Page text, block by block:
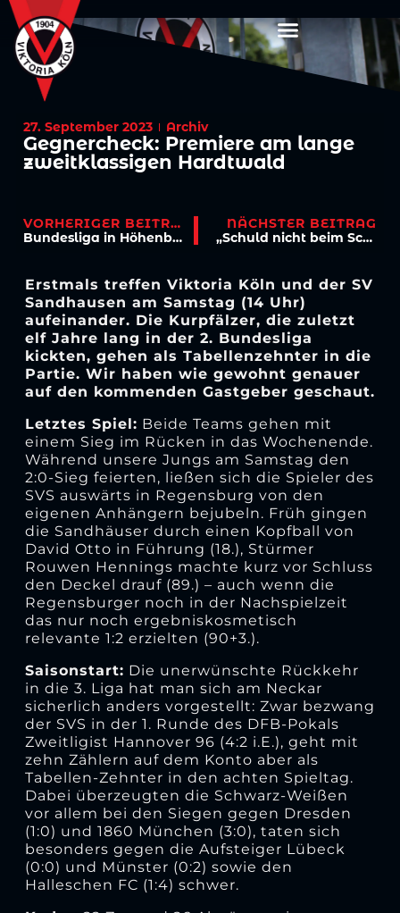
27. September 2023 Archiv
Gegnercheck: Premiere am lange
zweitklassigen Hardtwald
VORHERIGER BEITRAG
Bundesliga in Höhenberg – U19 trifft Samstag auf Bochum
NÄCHSTER BEITRAG
„Schuld nicht beim Schiedsrichter“ – 3:1 in Sandhausen hergeschenkt
Erstmals treffen Viktoria Köln und der SV
Sandhausen am Samstag (14 Uhr)
aufeinander. Die Kurpfälzer, die zuletzt
elf Jahre lang in der 2. Bundesliga
kickten, gehen als Tabellenzehnter in die
Partie. Wir haben wie gewohnt genauer
auf den kommenden Gastgeber geschaut.
Letztes Spiel: Beide Teams gehen mit
einem Sieg im Rücken in das Wochenende.
Während unsere Jungs am Samstag den
2:0-Sieg feierten, ließen sich die Spieler des
SVS auswärts in Regensburg von den
eigenen Anhängern bejubeln. Früh gingen
die Sandhäuser durch einen Kopfball von
David Otto in Führung (18.), Stürmer
Rouwen Hennings machte kurz vor Schluss
den Deckel drauf (89.) – auch wenn die
Regensburger noch in der Nachspielzeit
das nur noch ergebniskosmetisch
relevante 1:2 erzielten (90+3.).
Saisonstart: Die unerwünschte Rückkehr
in die 3. Liga hat man sich am Neckar
sicherlich anders vorgestellt: Zwar bezwang
der SVS in der 1. Runde des DFB-Pokals
Zweitligist Hannover 96 (4:2 i.E.), geht mit
zehn Zählern auf dem Konto aber als
Tabellen-Zehnter in den achten Spieltag.
Dabei überzeugten die Schwarz-Weißen
vor allem bei den Siegen gegen Dresden
(1:0) und 1860 München (3:0), taten sich
besonders gegen die Aufsteiger Lübeck
(0:0) und Münster (0:2) sowie den
Halleschen FC (1:4) schwer.